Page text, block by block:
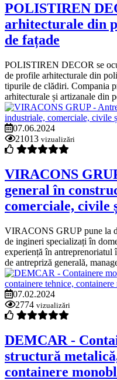
POLISTIREN
arhitecturale din
de fațade
POLISTIREN DECOR se
de profile arhitecturale din
tipurile de clădiri. Compania
arhitecturale și artizanale din
07.06.2024
21013 vizualizări
VIRACONS
general în
comerciale, civile
VIRACONS GRUP pune la
de ingineri specializați în
experiență în antreprenoriatul
de antrepriză generală,
07.02.2024
2774 vizualizări
DEMCAR -
structură
containere